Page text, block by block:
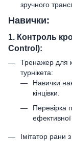
зручного
Навички:
1. Контроль
Control):
Тренажер для
турнікета:
Навички
кінцівки.
Перевірка
ефективної
Імітатор рани